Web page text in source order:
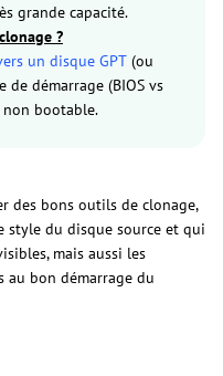
grande capacité.
?
un disque GPT (ou
de démarrage (BIOS vs
non bootable.
des bons outils de clonage,
du disque source et qui
mais aussi les
au bon démarrage du